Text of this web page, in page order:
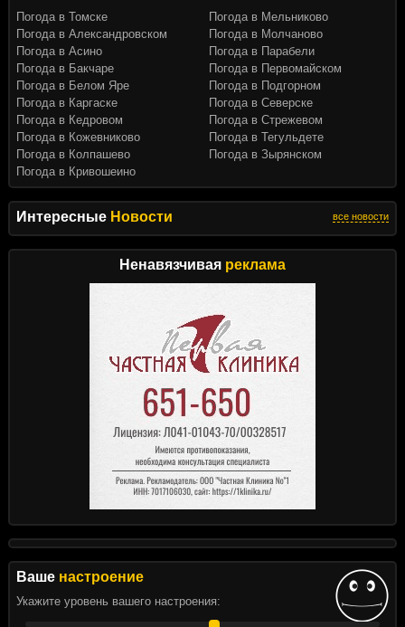
Интересные Новости все новости
Ненавязчивая реклама
Ваше настроение
Укажите уровень вашего настроения:
Погода в Томске
Погода в Александровском
Погода в Асино
Погода в Бакчаре
Погода в Белом Яре
Погода в Каргаске
Погода в Кедровом
Погода в Кожевниково
Погода в Колпашево
Погода в Кривошеино
Погода в Мельниково
Погода в Молчаново
Погода в Парабели
Погода в Первомайском
Погода в Подгорном
Погода в Северске
Погода в Стрежевом
Погода в Тегульдете
Погода в Зырянском